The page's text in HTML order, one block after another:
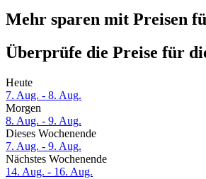
Mehr sparen mit Preisen
Überprüfe die Preise für
Heute
7. Aug. - 8. Aug.
Morgen
8. Aug. - 9. Aug.
Dieses Wochenende
7. Aug. - 9. Aug.
Nächstes Wochenende
14. Aug. - 16. Aug.